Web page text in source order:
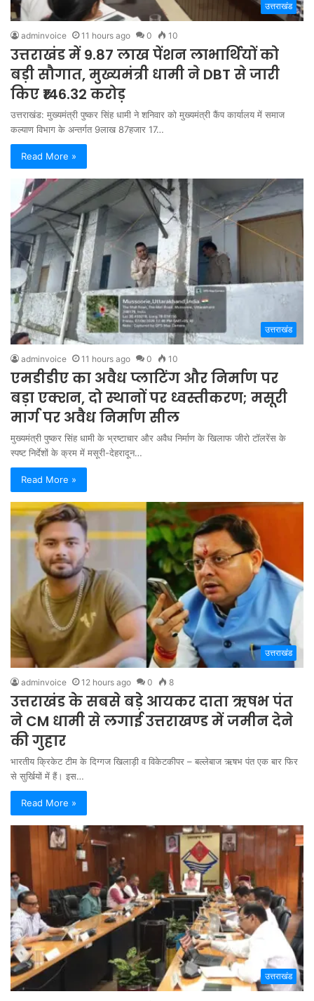
उत्तराखंड
adminvoice 11 hours ago 0 10
उत्तराखंड में 9.87 लाख पेंशन लाभार्थियों को
बड़ी सौगात, मुख्यमंत्री धामी ने DBT से जारी
किए ₹146.32 करोड़
उत्तराखंड: मुख्यमंत्री पुष्कर सिंह धामी ने शनिवार को मुख्यमंत्री कैंप कार्यालय में समाज
कल्याण विभाग के अन्तर्गत 9लाख 87हजार 17…
Read More »
उत्तराखंड
adminvoice 11 hours ago 0 10
एमडीडीए का अवैध प्लाटिंग और निर्माण पर
बड़ा एक्शन, दो स्थानों पर ध्वस्तीकरण; मसूरी
मार्ग पर अवैध निर्माण सील
मुख्यमंत्री पुष्कर सिंह धामी के भ्रष्टाचार और अवैध निर्माण के खिलाफ जीरो टॉलरेंस के
स्पष्ट निर्देशों के क्रम में मसूरी-देहरादून…
Read More »
उत्तराखंड
adminvoice 12 hours ago 0 8
उत्तराखंड के सबसे बड़े आयकर दाता ऋषभ पंत
ने CM धामी से लगाई उत्तराखण्ड में जमीन देने
की गुहार
भारतीय क्रिकेट टीम के दिग्गज खिलाड़ी व विकेटकीपर – बल्लेबाज ऋषभ पंत एक बार फिर
से सुर्खियों में हैं। इस…
Read More »
उत्तराखंड